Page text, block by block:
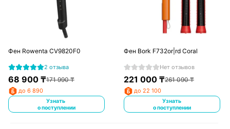
Фен Rowenta CV9820F0
2 отзыва
68 900₸171 990₸
до 6 890
Узнать
о поступлении
Фен Bork F732or|rd Coral
Нет отзывов
221 000 ₸261 090₸
до 22 100
Узнать
о поступлении